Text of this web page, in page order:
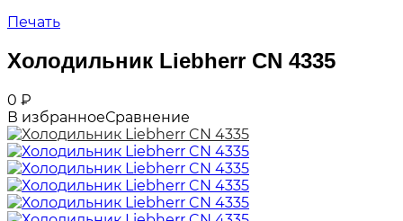
Печать
Холодильник Liebherr CN 4335
0 ₽
В избранноеСравнение